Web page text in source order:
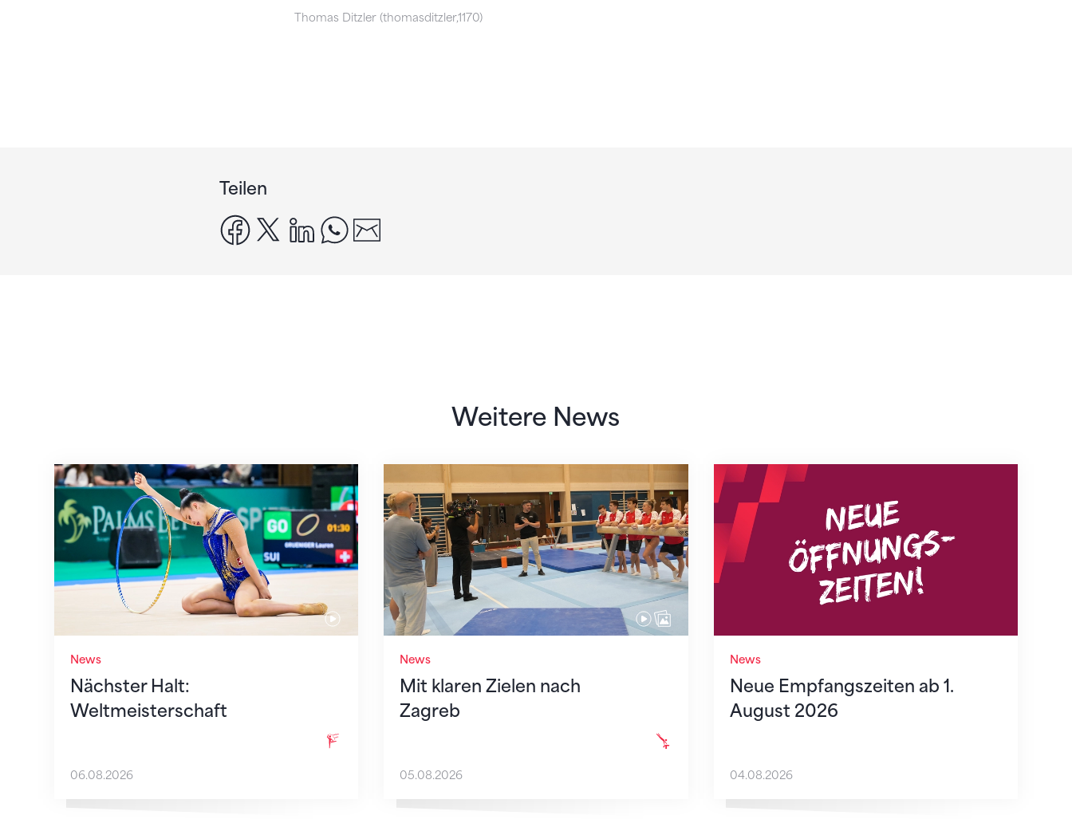
Thomas Ditzler (thomasditzler,1170)
Teilen
facebook
x linkedinwhatsapp
Weitere News
News
Nächster Halt:
Weltmeisterschaft
Nächster Halt: Weltmeisterschaft
06.08.2026
News
Mit klaren Zielen nach
Zagreb
Mit klaren Zielen nach Zagreb
05.08.2026
News
Neue Empfangszeiten ab 1.
August 2026
Neue Empfangszeiten ab 1. August 2026
04.08.2026